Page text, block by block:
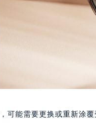
高架桥路33号亨特国际
路928号同德昆明广场写
山东路39号勒泰中心写
正街88号华侨城长安国
东路5号海口华润大厦B
大道1800号腾达中心东
河区西津西路16号兰州
可能需要更换或重新涂